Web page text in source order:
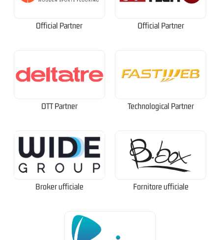
Official Partner Official Partner
OTT Partner Technological Partner
Broker ufficiale Fornitore ufficiale